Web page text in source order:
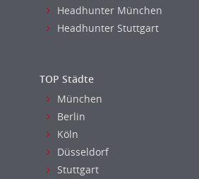
Headhunter München
Headhunter Stuttgart
TOP Städte
München
Berlin
Köln
Düsseldorf
Stuttgart